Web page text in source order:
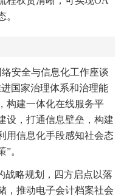
。
安全与信息化工作座谈
国家治理体系和治理能
构建一体化在线服务平
设，打通信息壁垒，构建
用信息化手段感知社会态
。
战略规划，四方启点以落
，推动电子会计档案社会